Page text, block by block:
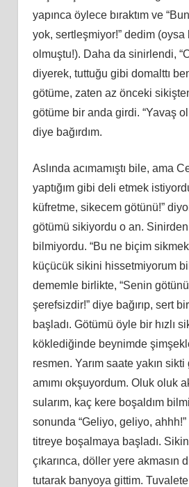
yapınca öylece bıraktım ve
yok, sertleşmiyor!” dedim (oysa
olmuştu!). Daha da sinirlendi,
diyerek, tuttuğu gibi domalttı
götüme, zaten az önceki
götüme bir anda girdi. “Yavaş
diye bağırdım.
Aslında acımamıştı bile, ama
yaptığım gibi deli etmek
küfretme, sikecem götünü!”
götümü sikiyordu o an.
bilmiyordu. “Bu ne biçim
küçücük sikini hissetmiyorum
dememle birlikte, “Senin
şerefsizdir!” diye bağırıp, sert
başladı. Götümü öyle bir hızlı
köklediğinde beynimde
resmen. Yarım saate yakın
amımı okşuyordum. Oluk oluk
sularım, kaç kere boşaldım
sonunda “Geliyo, geliyo,
titreye boşalmaya başladı.
çıkarınca, döller yere akmasın
tutarak banyoya gittim.